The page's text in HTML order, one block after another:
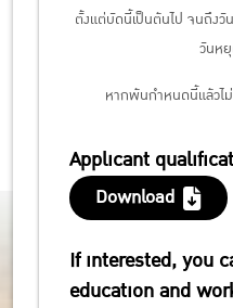
ตั้งแต่บัดนี้เป็นต้นไป จนถึงวั
วันห
หากพ้นกำหนดนี้แล้วไ
Applicant
Download
If interested, you
education and